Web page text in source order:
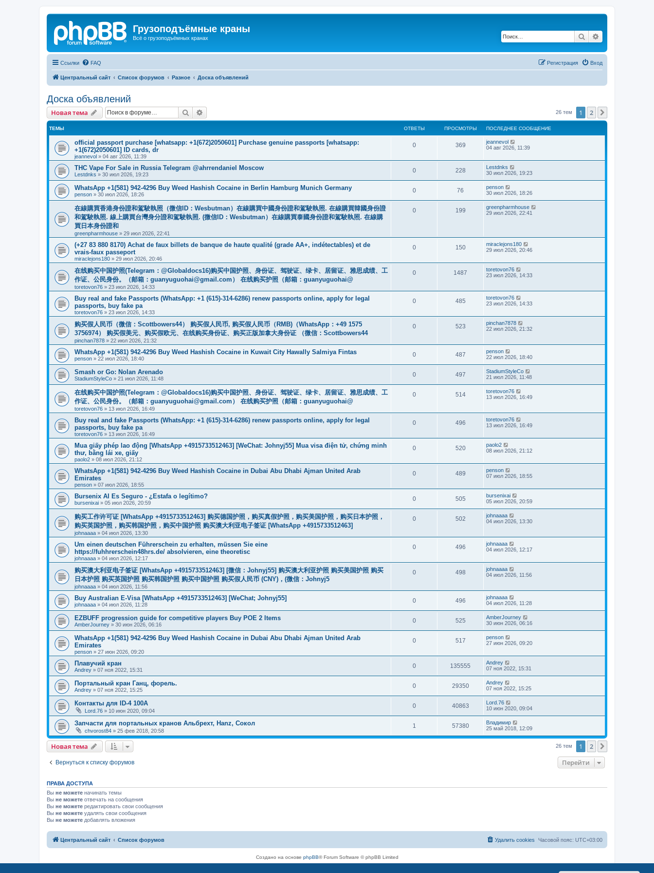
Грузоподъёмные краны
Всё о грузоподъёмных кранах Поиск
Ссылки FAQ Вход
Регистрация
Центральный сайт Список форумов Разное Доска объявлений
Доска объявлений
Новая тема Поиск 26 тем 1 2
ТЕМЫ ОТВЕТЫ ПРОСМОТРЫ ПОСЛЕДНЕЕ СООБЩЕНИЕ
official passport purchase [whatsapp: +1(672)2050601] Purchase genuine passports [whatsapp:
+1(672)2050601] ID cards, dr
jeannevol » 04 авг 2026, 11:39
0 369
jeannevol
04 авг 2026, 11:39
THC Vape For Sale in Russia Telegram @ahrrendaniel Moscow
Lestdnks » 30 июл 2026, 19:23
0 228
Lestdnks
30 июл 2026, 19:23
WhatsApp +1(581) 942-4296 Buy Weed Hashish Cocaine in Berlin Hamburg Munich Germany
penson » 30 июл 2026, 18:26
0 76
penson
30 июл 2026, 18:26
在線購買香港身份證和駕駛執照（微信ID：Wesbutman）在線購買中國身份證和駕駛執照. 在線購買韓國身份證
和駕駛執照. 線上購買台灣身分證和駕駛執照. (微信ID：Wesbutman）在線購買泰國身份證和駕駛執照. 在線購
買日本身份證和
greenpharmhouse » 29 июл 2026, 22:41
0 199
greenpharmhouse
29 июл 2026, 22:41
(+27 83 880 8170) Achat de faux billets de banque de haute qualité (grade AA+, indétectables) et de
vrais-faux passeport
miraclejons180 » 29 июл 2026, 20:46
0 150
miraclejons180
29 июл 2026, 20:46
在线购买中国护照(Telegram：@Globaldocs16)购买中国护照、身份证、驾驶证、绿卡、居留证、雅思成绩、工
作证、公民身份。（邮箱： guanyuguohai@gmail.com ） 在线购买护照（邮箱：guanyuguohai@
toretovon76 » 23 июл 2026, 14:33
0 1487
toretovon76
23 июл 2026, 14:33
Buy real and fake Passports (WhatsApp: +1 (615)-314-6286) renew passports online, apply for legal
passports, buy fake pa
toretovon76 » 23 июл 2026, 14:33
0 485
toretovon76
23 июл 2026, 14:33
购买假人民币（微信：Scottbowers44） 购买假人民币, 购买假人民币（RMB)（WhatsApp：+49 1575
3756974） 购买假美元、购买假欧元、在线购买身份证、购买正版加拿大身份证 （微信：Scottbowers44
pinchan7878 » 22 июл 2026, 21:32
0 523
pinchan7878
22 июл 2026, 21:32
WhatsApp +1(581) 942-4296 Buy Weed Hashish Cocaine in Kuwait City Hawally Salmiya Fintas
penson » 22 июл 2026, 18:40
0 487
penson
22 июл 2026, 18:40
Smash or Go: Nolan Arenado
StadiumStyleCo » 21 июл 2026, 11:48
0 497
StadiumStyleCo
21 июл 2026, 11:48
在线购买中国护照(Telegram：@Globaldocs16)购买中国护照、身份证、驾驶证、绿卡、居留证、雅思成绩、工
作证、公民身份。（邮箱： guanyuguohai@gmail.com ） 在线购买护照（邮箱：guanyuguohai@
toretovon76 » 13 июл 2026, 16:49
0 514
toretovon76
13 июл 2026, 16:49
Buy real and fake Passports (WhatsApp: +1 (615)-314-6286) renew passports online, apply for legal
passports, buy fake pa
toretovon76 » 13 июл 2026, 16:49
0 496
toretovon76
13 июл 2026, 16:49
Mua giấy phép lao động [WhatsApp +4915733512463] [WeChat: Johnyj55] Mua visa điện tử, chứng minh
thư, bằng lái xe, giấy
paolo2 » 08 июл 2026, 21:12
0 520
paolo2
08 июл 2026, 21:12
WhatsApp +1(581) 942-4296 Buy Weed Hashish Cocaine in Dubai Abu Dhabi Ajman United Arab
Emirates
penson » 07 июл 2026, 18:55
0 489
penson
07 июл 2026, 18:55
Bursenix AI Es Seguro - ¿Estafa o legítimo?
bursenixai » 05 июл 2026, 20:59
0 505
bursenixai
05 июл 2026, 20:59
购买工作许可证 [WhatsApp +4915733512463] 购买德国护照，购买真假护照，购买美国护照，购买日本护照，
购买英国护照，购买韩国护照，购买中国护照 购买澳大利亚电子签证 [WhatsApp +4915733512463]
johnaaaa » 04 июл 2026, 13:30
0 502
johnaaaa
04 июл 2026, 13:30
Um einen deutschen Führerschein zu erhalten, müssen Sie eine
https://fuhhrerschein48hrs.de/ absolvieren, eine theoretisc
johnaaaa » 04 июл 2026, 12:17
0 496
johnaaaa
04 июл 2026, 12:17
购买澳大利亚电子签证 [WhatsApp +4915733512463] [微信：Johnyj55] 购买澳大利亚护照 购买美国护照 购买
日本护照 购买英国护照 购买韩国护照 购买中国护照 购买假人民币 (CNY)，(微信：Johnyj5
johnaaaa » 04 июл 2026, 11:56
0 498
johnaaaa
04 июл 2026, 11:56
Buy Australian E-Visa [WhatsApp +4915733512463] [WeChat; Johnyj55]
johnaaaa » 04 июл 2026, 11:28
0 496
johnaaaa
04 июл 2026, 11:28
EZBUFF progression guide for competitive players Buy POE 2 Items
AmberJourney » 30 июн 2026, 06:16
0 525
AmberJourney
30 июн 2026, 06:16
WhatsApp +1(581) 942-4296 Buy Weed Hashish Cocaine in Dubai Abu Dhabi Ajman United Arab
Emirates
penson » 27 июн 2026, 09:20
0 517
penson
27 июн 2026, 09:20
Плавучий кран
Andrey » 07 ноя 2022, 15:31
0 135555
Andrey
07 ноя 2022, 15:31
Портальный кран Ганц, форель.
Andrey » 07 ноя 2022, 15:25
0 29350
Andrey
07 ноя 2022, 15:25
Контакты для ID-4 100A
Lord.76 » 10 июн 2020, 09:04
0 40863
Lord.76
10 июн 2020, 09:04
Запчасти для портальных кранов Альбрехт, Hanz, Сокол
chvorost84 » 25 фев 2018, 20:58
1 57380
Владимир
25 май 2018, 12:09
Новая тема 26 тем 1 2
Вернуться к списку форумов Перейти
ПРАВА ДОСТУПА
Вы не можете начинать темы
Вы не можете отвечать на сообщения
Вы не можете редактировать свои сообщения
Вы не можете удалять свои сообщения
Вы не можете добавлять вложения
Центральный сайт Список форумов Часовой пояс: UTC+03:00
Удалить cookies
Создано на основе phpBB® Forum Software © phpBB Limited